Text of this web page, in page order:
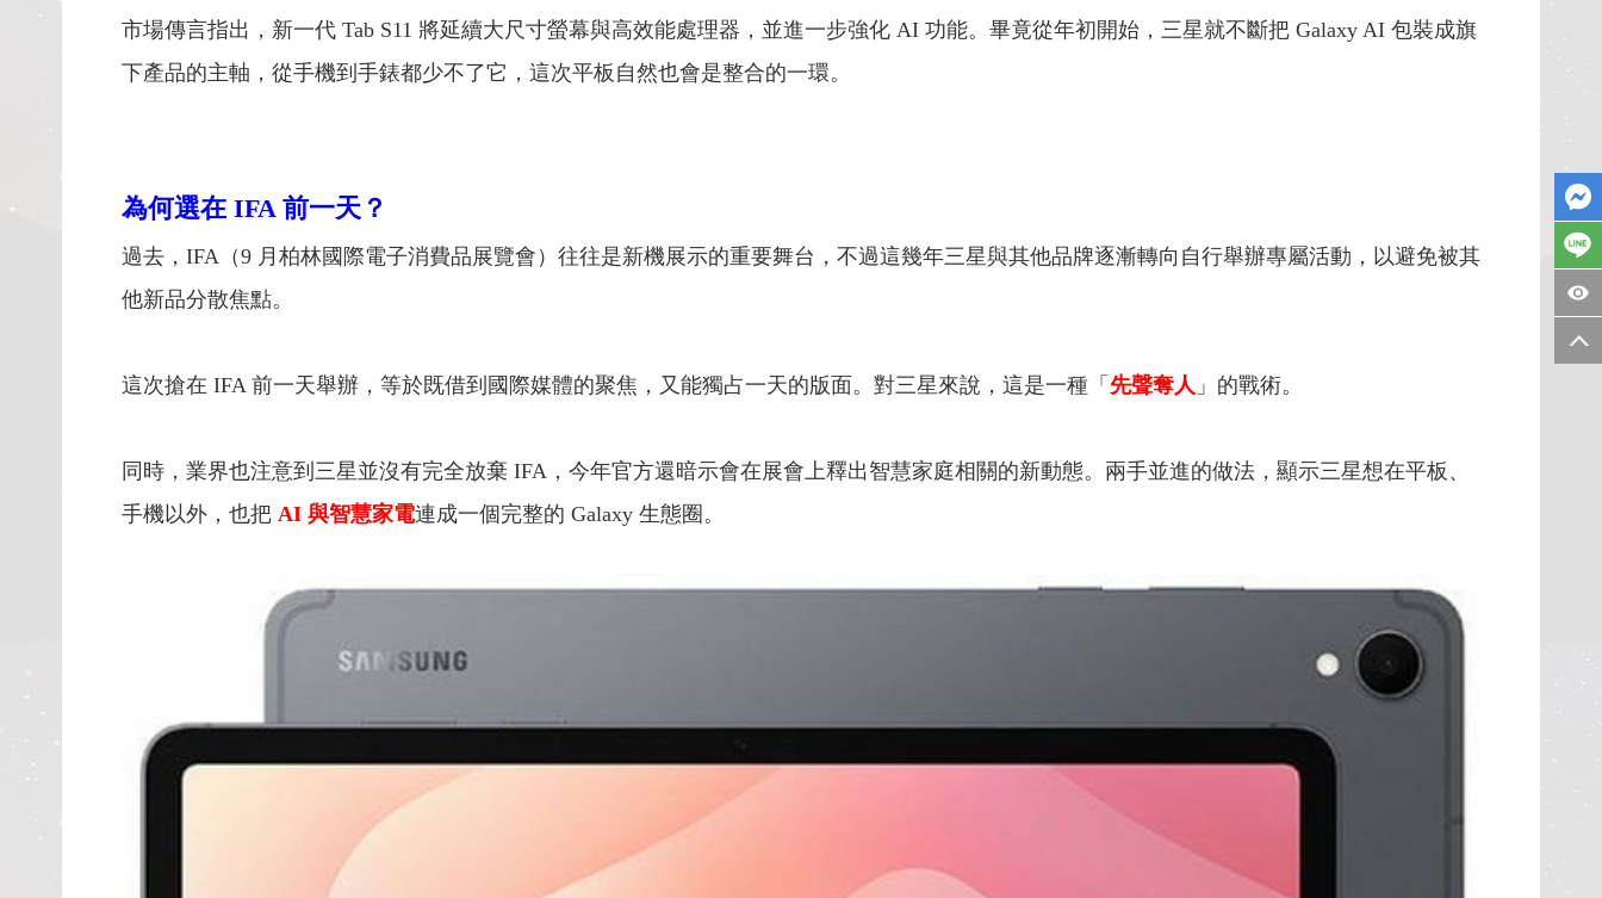
市場傳言指出，新一代 Tab S11 將延續大尺寸螢幕與高效能處理器，並進一步強化 AI 功能。畢竟從年初開始，三星就不斷把 Galaxy AI 包裝成旗
下產品的主軸，從手機到手錶都少不了它，這次平板自然也會是整合的一環。
為何選在 IFA 前一天？
過去，IFA（9 月柏林國際電子消費品展覽會）往往是新機展示的重要舞台，不過這幾年三星與其他品牌逐漸轉向自行舉辦專屬活動，以避免被其
他新品分散焦點。
這次搶在 IFA 前一天舉辦，等於既借到國際媒體的聚焦，又能獨占一天的版面。對三星來說，這是一種「 先聲奪人 」的戰術。
同時，業界也注意到三星並沒有完全放棄 IFA，今年官方還暗示會在展會上釋出智慧家庭相關的新動態。兩手並進的做法，顯示三星想在平板、
手機以外，也把 AI 與智慧家電連成一個完整的 Galaxy 生態圈。